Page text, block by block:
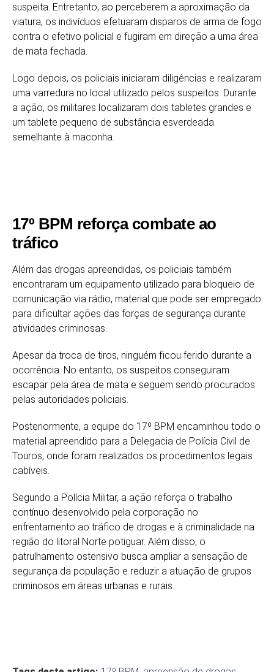
suspeita. Entretanto, ao perceberem a aproximação da
viatura, os indivíduos efetuaram disparos de arma de fogo
contra o efetivo policial e fugiram em direção a uma área
de mata fechada.
Logo depois, os policiais iniciaram diligências e realizaram
uma varredura no local utilizado pelos suspeitos. Durante
a ação, os militares localizaram dois tabletes grandes e
um tablete pequeno de substância esverdeada
semelhante à maconha.
17º BPM reforça combate ao
tráfico
Além das drogas apreendidas, os policiais também
encontraram um equipamento utilizado para bloqueio de
comunicação via rádio, material que pode ser empregado
para dificultar ações das forças de segurança durante
atividades criminosas.
Apesar da troca de tiros, ninguém ficou ferido durante a
ocorrência. No entanto, os suspeitos conseguiram
escapar pela área de mata e seguem sendo procurados
pelas autoridades policiais.
Posteriormente, a equipe do 17º BPM encaminhou todo o
material apreendido para a Delegacia de Polícia Civil de
Touros, onde foram realizados os procedimentos legais
cabíveis.
Segundo a Polícia Militar, a ação reforça o trabalho
contínuo desenvolvido pela corporação no
enfrentamento ao tráfico de drogas e à criminalidade na
região do litoral Norte potiguar. Além disso, o
patrulhamento ostensivo busca ampliar a sensação de
segurança da população e reduzir a atuação de grupos
criminosos em áreas urbanas e rurais.